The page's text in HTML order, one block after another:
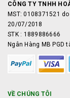
CÔNG TY TNHH
MST: 0108371521
20/07/2018
STK : 1889886666
Ngân Hàng MB PGD
VỀ CHÚNG TÔI